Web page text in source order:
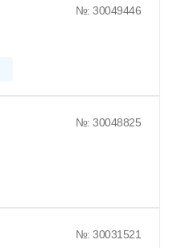
№: 30049446
№: 30048825
№: 30031521